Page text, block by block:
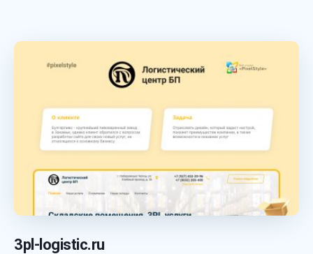
3pl-logistic.ru